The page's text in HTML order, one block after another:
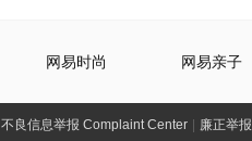
网易时尚 网易亲子
不良信息举报 Complaint Center 廉正举报